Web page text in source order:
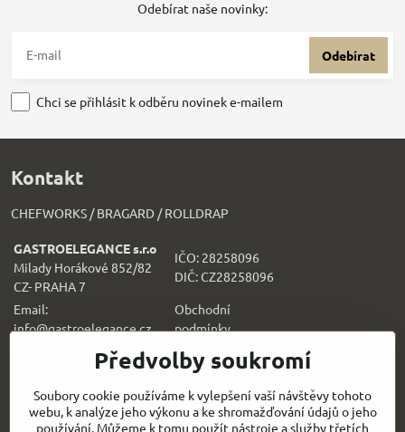
Odebírat naše novinky:
Odebírat
Chci se přihlásit k odběru novinek e-mailem
Kontakt
CHEFWORKS / BRAGARD / ROLLDRAP
GASTROELEGANCE s.r.o
Milady Horákové 852/82
CZ- PRAHA 7
IČO: 28258096
DIČ: CZ28258096
Email:
info@gastroelegance.cz
Obchodní
podmínky
Všechno k nákupu
Sledujte naše novinky i na sítích:
Předvolby soukromí
Soubory cookie používáme k vylepšení vaší návštěvy tohoto
webu, k analýze jeho výkonu a ke shromažďování údajů o jeho
používání. Můžeme k tomu použít nástroje a služby třetích